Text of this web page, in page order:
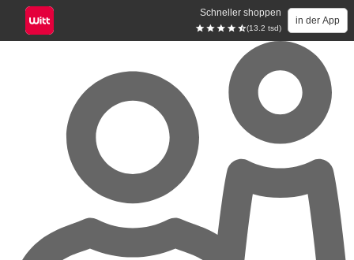
Schneller shoppen
(13.2 tsd)
in der App